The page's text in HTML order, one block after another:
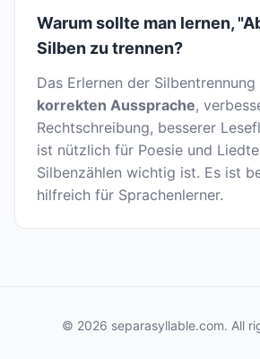
Warum sollte man lernen,
Silben zu trennen?
Das Erlernen der
korrekten Aussprache,
Rechtschreibung, besserer
ist nützlich für Poesie und
Silbenzählen wichtig ist. Es ist
hilfreich für Sprachenlerner.
© 2026 separasyllable.com. All